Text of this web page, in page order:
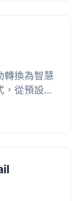
轉換為智慧
從預設的
/波...